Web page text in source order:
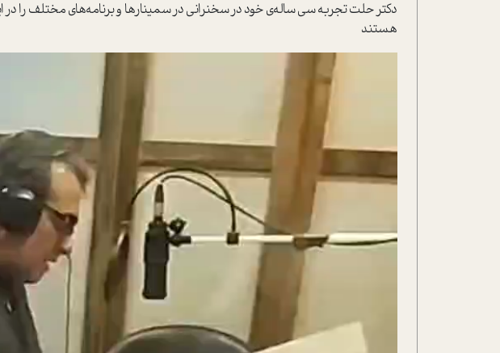
دکتر حلت تجربه سی ساله‌‌ی خود در سخنرانی در سمینارها و برنامه‌های مختلف را در
هستند